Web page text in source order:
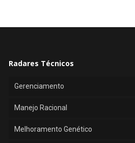
Radares Técnicos
Gerenciamento
Manejo Racional
Melhoramento Genético